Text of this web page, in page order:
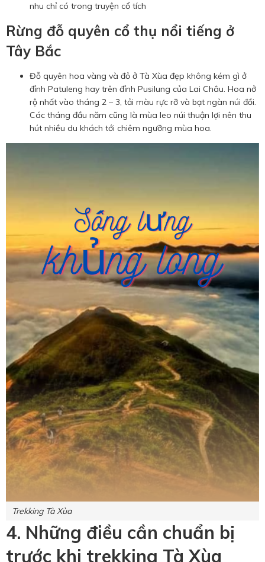
nhu chỉ có trong truyện cổ tích
Rừng đỗ quyên cổ thụ nổi tiếng ở
Tây Bắc
Đỗ quyên hoa vàng và đỏ ở Tà Xùa đẹp không kém gì ở
đỉnh Patuleng hay trên đỉnh Pusilung của Lai Châu. Hoa nở
rộ nhất vào tháng 2 – 3, tải màu rực rỡ và bạt ngàn núi đồi.
Các tháng đầu năm cũng là mùa leo núi thuận lợi nên thu
hút nhiều du khách tới chiêm ngưỡng mùa hoa.
Trekking Tà Xùa
4. Những điều cần chuẩn bị
trước khi trekking Tà Xùa